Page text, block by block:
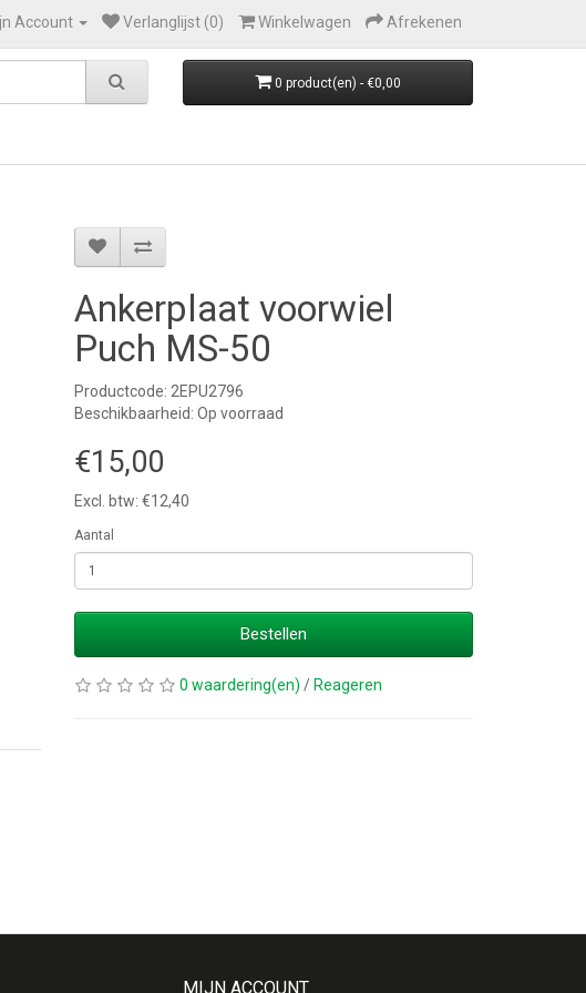
Account Verlanglijst (0) Winkelwagen Afrekenen
0 product(en) - €0,00
Ankerplaat voorwiel
Puch MS-50
Productcode: 2EPU2796
Beschikbaarheid: Op voorraad
€15,00
Excl. btw: €12,40
Aantal
Bestellen
0 waardering(en) / Reageren
MIJN ACCOUNT